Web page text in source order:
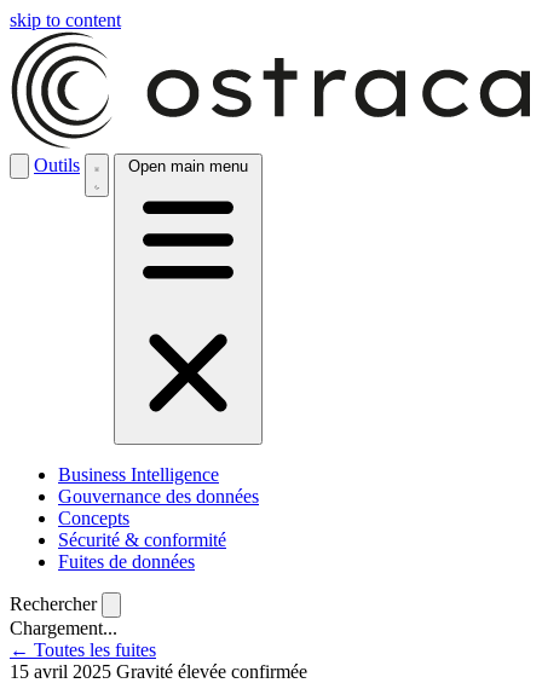
skip to content
Outils Open main menu
Business Intelligence
Gouvernance des données
Concepts
Sécurité & conformité
Fuites de données
Rechercher
Chargement...
← Toutes les fuites
15 avril 2025 Gravité élevée confirmée